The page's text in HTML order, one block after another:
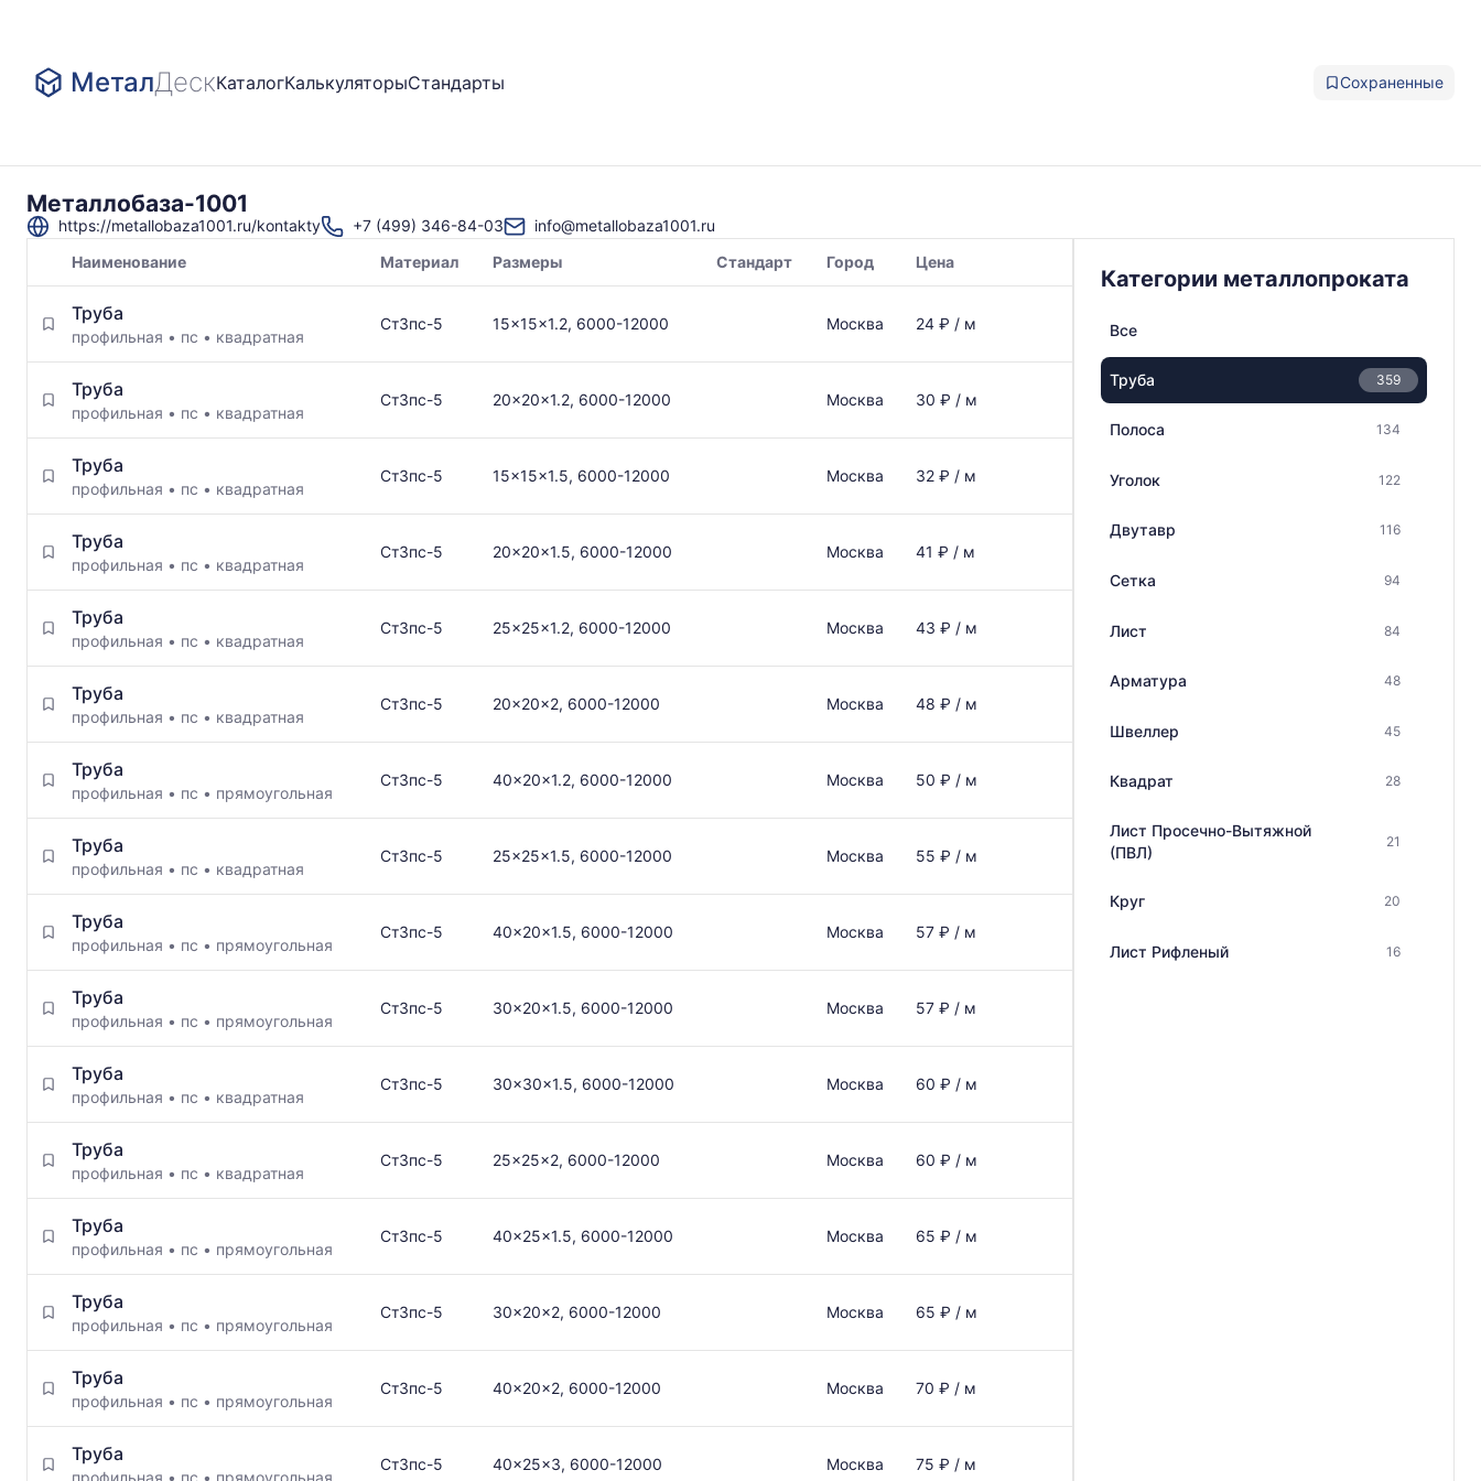
МеталДескКаталогКалькуляторыСтандарты Сохраненные
Металлобаза-1001
https://metallobaza1001.ru/kontakty +7 (499) 346-84-03 info@metallobaza1001.ru
поставщика
Наименование Материал Размеры Стандарт Город Цена
Труба
профильная • пс • квадратная
Ст3пс-5 15x15x1.2, 6000-12000 Москва 24 ₽ / м
Труба
профильная • пс • квадратная
Ст3пс-5 20x20x1.2, 6000-12000 Москва 30 ₽ / м
Труба
профильная • пс • квадратная
Ст3пс-5 15x15x1.5, 6000-12000 Москва 32 ₽ / м
Труба
профильная • пс • квадратная
Ст3пс-5 20x20x1.5, 6000-12000 Москва 41 ₽ / м
Труба
профильная • пс • квадратная
Ст3пс-5 25x25x1.2, 6000-12000 Москва 43 ₽ / м
Труба
профильная • пс • квадратная
Ст3пс-5 20x20x2, 6000-12000 Москва 48 ₽ / м
Труба
профильная • пс • прямоугольная
Ст3пс-5 40x20x1.2, 6000-12000 Москва 50 ₽ / м
Труба
профильная • пс • квадратная
Ст3пс-5 25x25x1.5, 6000-12000 Москва 55 ₽ / м
Труба
профильная • пс • прямоугольная
Ст3пс-5 40x20x1.5, 6000-12000 Москва 57 ₽ / м
Труба
профильная • пс • прямоугольная
Ст3пс-5 30x20x1.5, 6000-12000 Москва 57 ₽ / м
Труба
профильная • пс • квадратная
Ст3пс-5 30x30x1.5, 6000-12000 Москва 60 ₽ / м
Труба
профильная • пс • квадратная
Ст3пс-5 25x25x2, 6000-12000 Москва 60 ₽ / м
Труба
профильная • пс • прямоугольная
Ст3пс-5 40x25x1.5, 6000-12000 Москва 65 ₽ / м
Труба
профильная • пс • прямоугольная
Ст3пс-5 30x20x2, 6000-12000 Москва 65 ₽ / м
Труба
профильная • пс • прямоугольная
Ст3пс-5 40x20x2, 6000-12000 Москва 70 ₽ / м
Труба
профильная • пс • прямоугольная
Ст3пс-5 40x25x3, 6000-12000 Москва 75 ₽ / м
Категории металлопроката
Все
Труба 359
Полоса 134
Уголок 122
Двутавр 116
Сетка 94
Лист 84
Арматура 48
Швеллер 45
Квадрат 28
Лист Просечно-Вытяжной
(ПВЛ)
21
Круг 20
Лист Рифленый 16